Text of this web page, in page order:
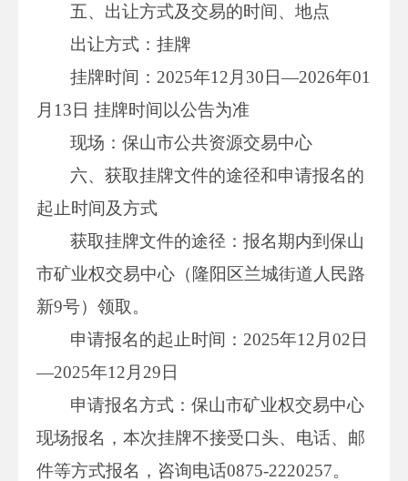
五、出让方式及交易的时间、地点
出让方式：挂牌
挂牌时间：2025年12月30日—2026年01
月13日 挂牌时间以公告为准
现场：保山市公共资源交易中心
六、获取挂牌文件的途径和申请报名的
起止时间及方式
获取挂牌文件的途径：报名期内到保山
市矿业权交易中心（隆阳区兰城街道人民路
新9号）领取。
申请报名的起止时间：2025年12月02日
—2025年12月29日
申请报名方式：保山市矿业权交易中心
现场报名，本次挂牌不接受口头、电话、邮
件等方式报名，咨询电话0875-2220257。